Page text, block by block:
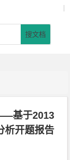
|
搜文档
基于2013
析开题报告